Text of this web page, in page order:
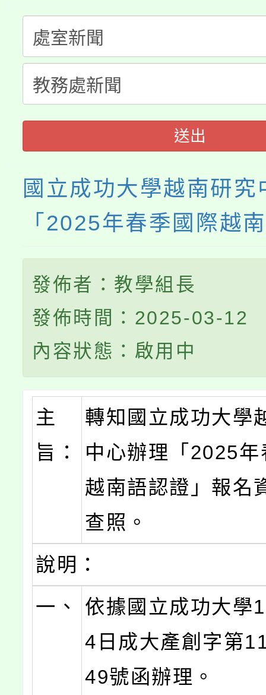
半價優惠，詳情可洽有
者。
份教師研習
淨零綠生活教案入校路
會
115年食農教育專業人
程
送出
國立成功大學越南研究
「2025年春季國際越
發佈者：教學組長
發佈時間：2025-03-12
內容狀態：啟用中
主
旨：
轉知國立成功大學
中心辦理「2025
越南語認證」報名
查照。
說明：
一、
依據國立成功大學
4日成大產創字第
49號函辦理。